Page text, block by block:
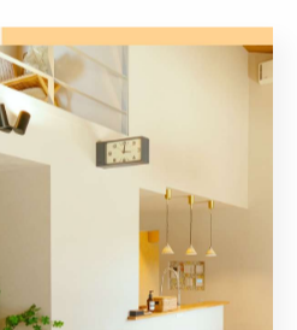
に大きなリビングを配置し、
まとめる「回遊動線型」や、
プライバシーを両立した間取
族のライフスタイルを反映し
適な暮らしを実現するポイン
える影響